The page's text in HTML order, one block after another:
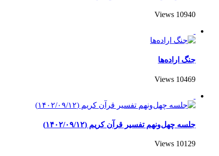
10940 Views
جنگ اراده‌ها
10469 Views
جلسه چهل‌ونهم تفسیر قرآن کریم (۱۴۰۲/۰۹/۱۲)
10129 Views